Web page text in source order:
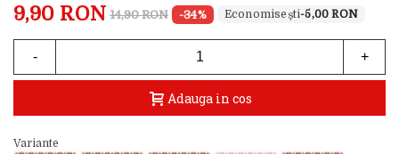
9,90 RON 14,90 RON -34% -5,00 RON
- +
Adauga in cos
Variante